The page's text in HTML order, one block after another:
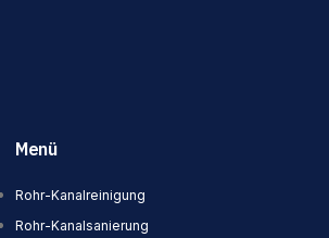
Menü
Rohr-Kanalreinigung
Rohr-Kanalsanierung